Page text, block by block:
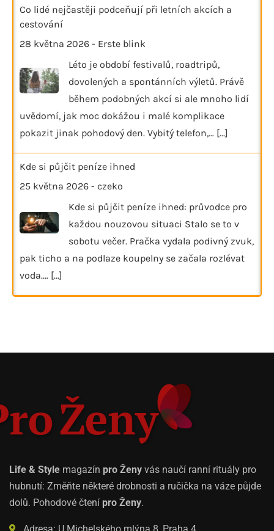
Co lidé nejčastěji podceňují při letních akcích a
cestování
28 května 2026 - Erste blink
Léto je období festivalů, roadtripů,
dovolených a spontánních výletů. Právě
během podobných akcí si ale mnoho lidí
uvědomí, jak moc dokážou i malé komplikace
pokazit jinak pohodový den. Vybitý telefon,… [...]
Kde si půjčit peníze ihned
25 května 2026 - czeko
Kde si půjčit peníze ihned: průvodce pro
každou nouzovou situaci Stalo se to v
sobotu večer. Pračka vydala podivný zvuk,
pak ticho a na podlaze koupelny se začala rozlévat
voda.… [...]
Life & Style magazín pro Ženy vás naučí ranní rituály pro
hubnutí: Změňte některé drobnosti a ručička na váze půjde
dolů. Pohodové čtení pro Ženy.